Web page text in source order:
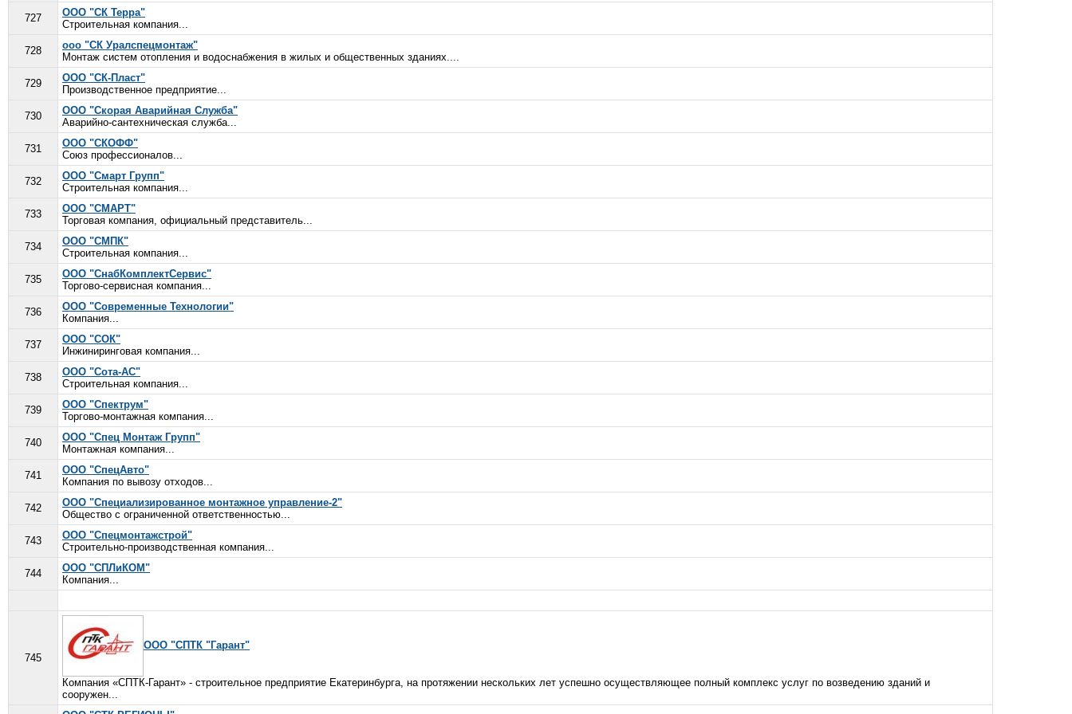
727
ООО "СК Терра"
Строительная компания...
728
ооо "СК Уралспецмонтаж"
Монтаж систем отопления и водоснабжения в жилых и общественных зданиях....
729
ООО "СК-Пласт"
Производственное предприятие...
730
ООО "Скорая Аварийная Служба"
Аварийно-сантехническая служба...
731
ООО "СКОФФ"
Союз профессионалов...
732
ООО "Смарт Групп"
Строительная компания...
733
ООО "СМАРТ"
Торговая компания, официальный представитель...
734
ООО "СМПК"
Строительная компания...
735
ООО "СнабКомплектСервис"
Торгово-сервисная компания...
736
ООО "Современные Технологии"
Компания...
737
ООО "СОК"
Инжиниринговая компания...
738
ООО "Сота-АС"
Строительная компания...
739
ООО "Спектрум"
Торгово-монтажная компания...
740
ООО "Спец Монтаж Групп"
Монтажная компания...
741
ООО "СпецАвто"
Компания по вывозу отходов...
742
ООО "Специализированное монтажное управление-2"
Общество с ограниченной ответственностью...
743
ООО "Спецмонтажстрой"
Строительно-производственная компания...
744
ООО "СПЛиКОМ"
Компания...
745
ООО "СПТК "Гарант"
Компания «СПТК-Гарант» - строительное предприятие Екатеринбурга, на протяжении нескольких лет успешно осуществляющее полный комплекс услуг по возведению зданий и
сооружен...